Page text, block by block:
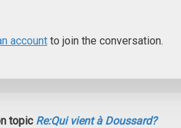
accountto join the conversation.
topic Re:Qui vient à Doussard?